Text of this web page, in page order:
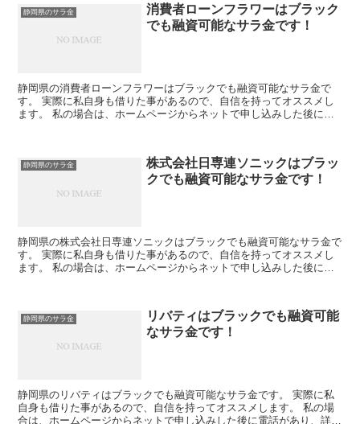
静岡県のサラ金
消費者ローンフラワーはブラック
でも融資可能なサラ金です！
静岡県の消費者ローンフラワーはブラックでも融資可能なサラ金で
す。 実際に私自身も借りた事があるので、自信を持ってオススメし
ます。 私の場合は、ホームページからネットで申し込みした後に電
静岡県のサラ金
株式会社日専連ソニックはブラッ
クでも融資可能なサラ金です！
静岡県の株式会社日専連ソニックはブラックでも融資可能なサラ金で
す。 実際に私自身も借りた事があるので、自信を持ってオススメし
ます。 私の場合は、ホームページからネットで申し込みした後に電
静岡県のサラ金
リバティはブラックでも融資可能
なサラ金です！
静岡県のリバティはブラックでも融資可能なサラ金です。 実際に私
自身も借りた事があるので、自信を持ってオススメします。 私の場
合は、ホームページからネットで申し込みした後に電話があり、詳細